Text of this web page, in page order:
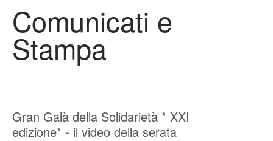
Comunicati e
Stampa
Gran Galà della Solidarietà * XXI
edizione* - il video della serata